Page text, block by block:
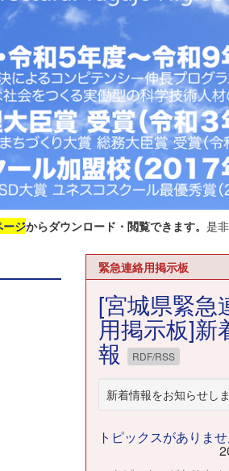
ージからダウンロード・閲覧できます。 是
緊急連絡用掲示板
[宮城県緊急
用掲示板]新
報 RDF/RSS
新着情報をお知らせしま
トピックスがありませ